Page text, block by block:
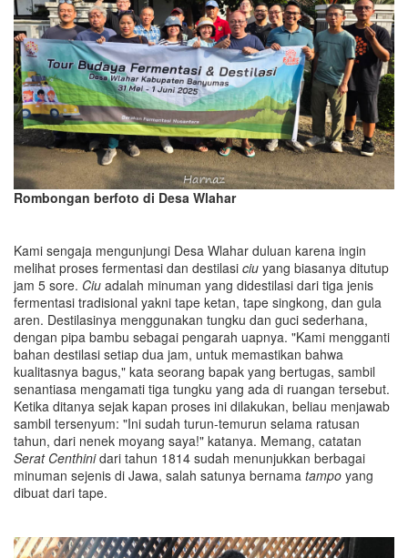
Rombongan berfoto di Desa Wlahar
Kami sengaja mengunjungi Desa Wlahar duluan karena ingin
melihat proses fermentasi dan destilasi ciu yang biasanya ditutup
jam 5 sore. Ciu adalah minuman yang didestilasi dari tiga jenis
fermentasi tradisional yakni tape ketan, tape singkong, dan gula
aren. Destilasinya menggunakan tungku dan guci sederhana,
dengan pipa bambu sebagai pengarah uapnya. "Kami mengganti
bahan destilasi setiap dua jam, untuk memastikan bahwa
kualitasnya bagus," kata seorang bapak yang bertugas, sambil
senantiasa mengamati tiga tungku yang ada di ruangan tersebut.
Ketika ditanya sejak kapan proses ini dilakukan, beliau menjawab
sambil tersenyum: "Ini sudah turun-temurun selama ratusan
tahun, dari nenek moyang saya!" katanya. Memang, catatan
Serat Centhinidari tahun 1814 sudah menunjukkan berbagai
minuman sejenis di Jawa, salah satunya bernama tampo yang
dibuat dari tape.